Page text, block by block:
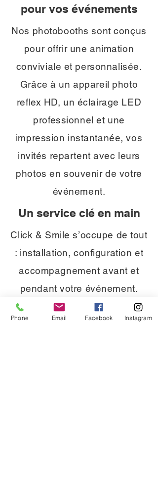
pour vos événements
Nos photobooths sont conçus
pour offrir une animation
conviviale et personnalisée.
Grâce à un appareil photo
reflex HD, un éclairage LED
professionnel et une
impression instantanée, vos
invités repartent avec leurs
photos en souvenir de votre
événement.
Un service clé en main
Click & Smile s’occupe de tout
: installation, configuration et
accompagnement avant et
pendant votre événement.
Nous nous adaptons à vos
besoins et à votre thème pour
Phone Email Facebook Instagram